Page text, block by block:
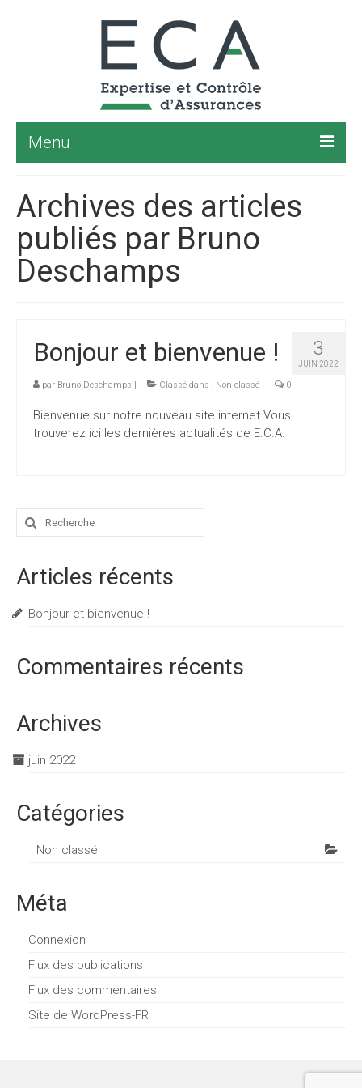
Menu
Les finalités de l’audit d’assurance
Risques et assurances en phase construction
Risques et assurances en phase
Parcs éoliens
Centrales photovoltaïques
Contact
Archives des articles
publiés par Bruno
Deschamps
3
JUIN 2022
Bonjour et bienvenue !
par Bruno Deschamps | Classé dans : Non classé | 0
Bienvenue sur notre nouveau site internet.Vous
trouverez ici les dernières actualités de E.C.A.
Rechercher
:
Articles récents
Bonjour et bienvenue !
Commentaires récents
Archives
juin 2022
Catégories
Non classé
Méta
Connexion
Flux des publications
Flux des commentaires
Site de WordPress-FR